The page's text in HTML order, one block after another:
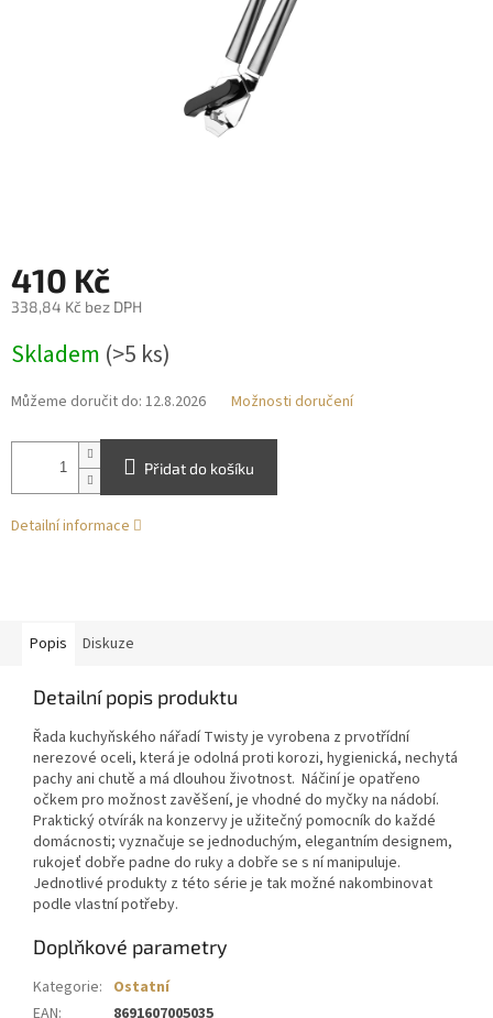
410 Kč
338,84 Kč bez DPH
cena:
Skladem (>5 ks)
Můžeme doručit do: 12.8.2026 Možnosti doručení
Přidat do košíku
Detailní informace
Popis Diskuze
Detailní popis produktu
Řada kuchyňského nářadí Twisty je vyrobena z prvotřídní
nerezové oceli, která je odolná proti korozi, hygienická, nechytá
pachy ani chutě a má dlouhou životnost. Náčiní je opatřeno
očkem pro možnost zavěšení, je vhodné do myčky na nádobí.
Praktický otvírák na konzervy je užitečný pomocník do každé
domácnosti; vyznačuje se jednoduchým, elegantním designem,
rukojeť dobře padne do ruky a dobře se s ní manipuluje.
Jednotlivé produkty z této série je tak možné nakombinovat
podle vlastní potřeby.
Doplňkové parametry
Kategorie: Ostatní